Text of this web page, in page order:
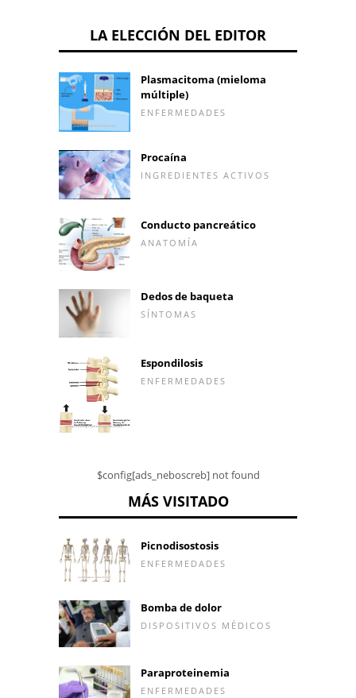
LA ELECCIÓN DEL EDITOR
Plasmacitoma (mieloma
múltiple)
ENFERMEDADES
Procaína
INGREDIENTES ACTIVOS
Conducto pancreático
ANATOMÍA
Dedos de baqueta
SÍNTOMAS
Espondilosis
ENFERMEDADES
$config[ads_neboscreb] not found
MÁS VISITADO
Picnodisostosis
ENFERMEDADES
Bomba de dolor
DISPOSITIVOS MÉDICOS
Paraproteinemia
ENFERMEDADES